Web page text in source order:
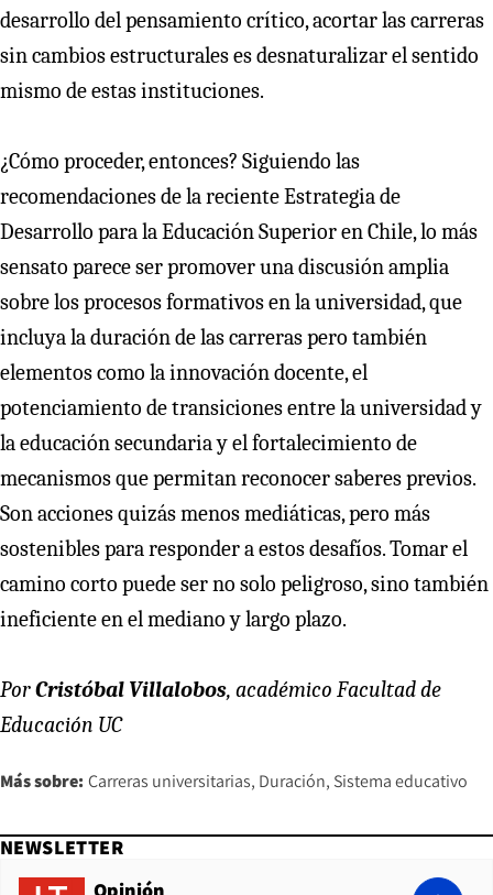
desarrollo del pensamiento crítico, acortar las carreras
sin cambios estructurales es desnaturalizar el sentido
mismo de estas instituciones.
¿Cómo proceder, entonces? Siguiendo las
recomendaciones de la reciente Estrategia de
Desarrollo para la Educación Superior en Chile, lo más
sensato parece ser promover una discusión amplia
sobre los procesos formativos en la universidad, que
incluya la duración de las carreras pero también
elementos como la innovación docente, el
potenciamiento de transiciones entre la universidad y
la educación secundaria y el fortalecimiento de
mecanismos que permitan reconocer saberes previos.
Son acciones quizás menos mediáticas, pero más
sostenibles para responder a estos desafíos. Tomar el
camino corto puede ser no solo peligroso, sino también
ineficiente en el mediano y largo plazo.
PorCristóbal Villalobos, académico Facultad de
Educación UC
Más sobre: Carreras universitarias Duración Sistema educativo
NEWSLETTER
Opinión